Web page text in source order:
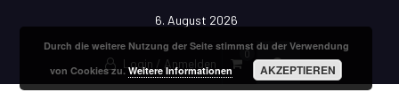
6. August 2026
Login / Anmelden
0
Durch die weitere Nutzung der Seite stimmst du der Verwendung
von Cookies zu.Weitere Informationen AKZEPTIEREN